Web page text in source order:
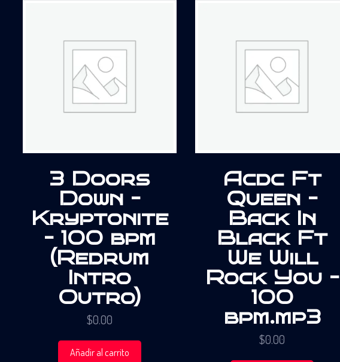
3 Doors
Down –
Kryptonite
– 100 bpm
(Redrum
Intro
Outro)
$0.00
Añadir al carrito
Acdc Ft
Queen –
Back In
Black Ft
We Will
Rock You –
100
bpm.mp3
$0.00